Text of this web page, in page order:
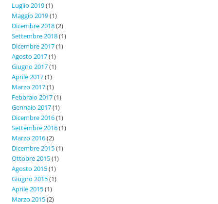
Luglio 2019(1)
Maggio 2019(1)
Dicembre 2018(2)
Settembre 2018(1)
Dicembre 2017(1)
Agosto 2017(1)
Giugno 2017(1)
Aprile 2017(1)
Marzo 2017(1)
Febbraio 2017(1)
Gennaio 2017(1)
Dicembre 2016(1)
Settembre 2016(1)
Marzo 2016(2)
Dicembre 2015(1)
Ottobre 2015(1)
Agosto 2015(1)
Giugno 2015(1)
Aprile 2015(1)
Marzo 2015(2)